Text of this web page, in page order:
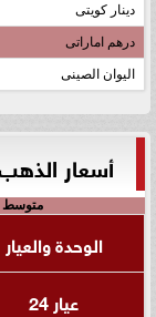
دينار كويتى
درهم اماراتى
اليوان الصينى
أسعار
متوسط
الوحدة والعيار
عيار 24